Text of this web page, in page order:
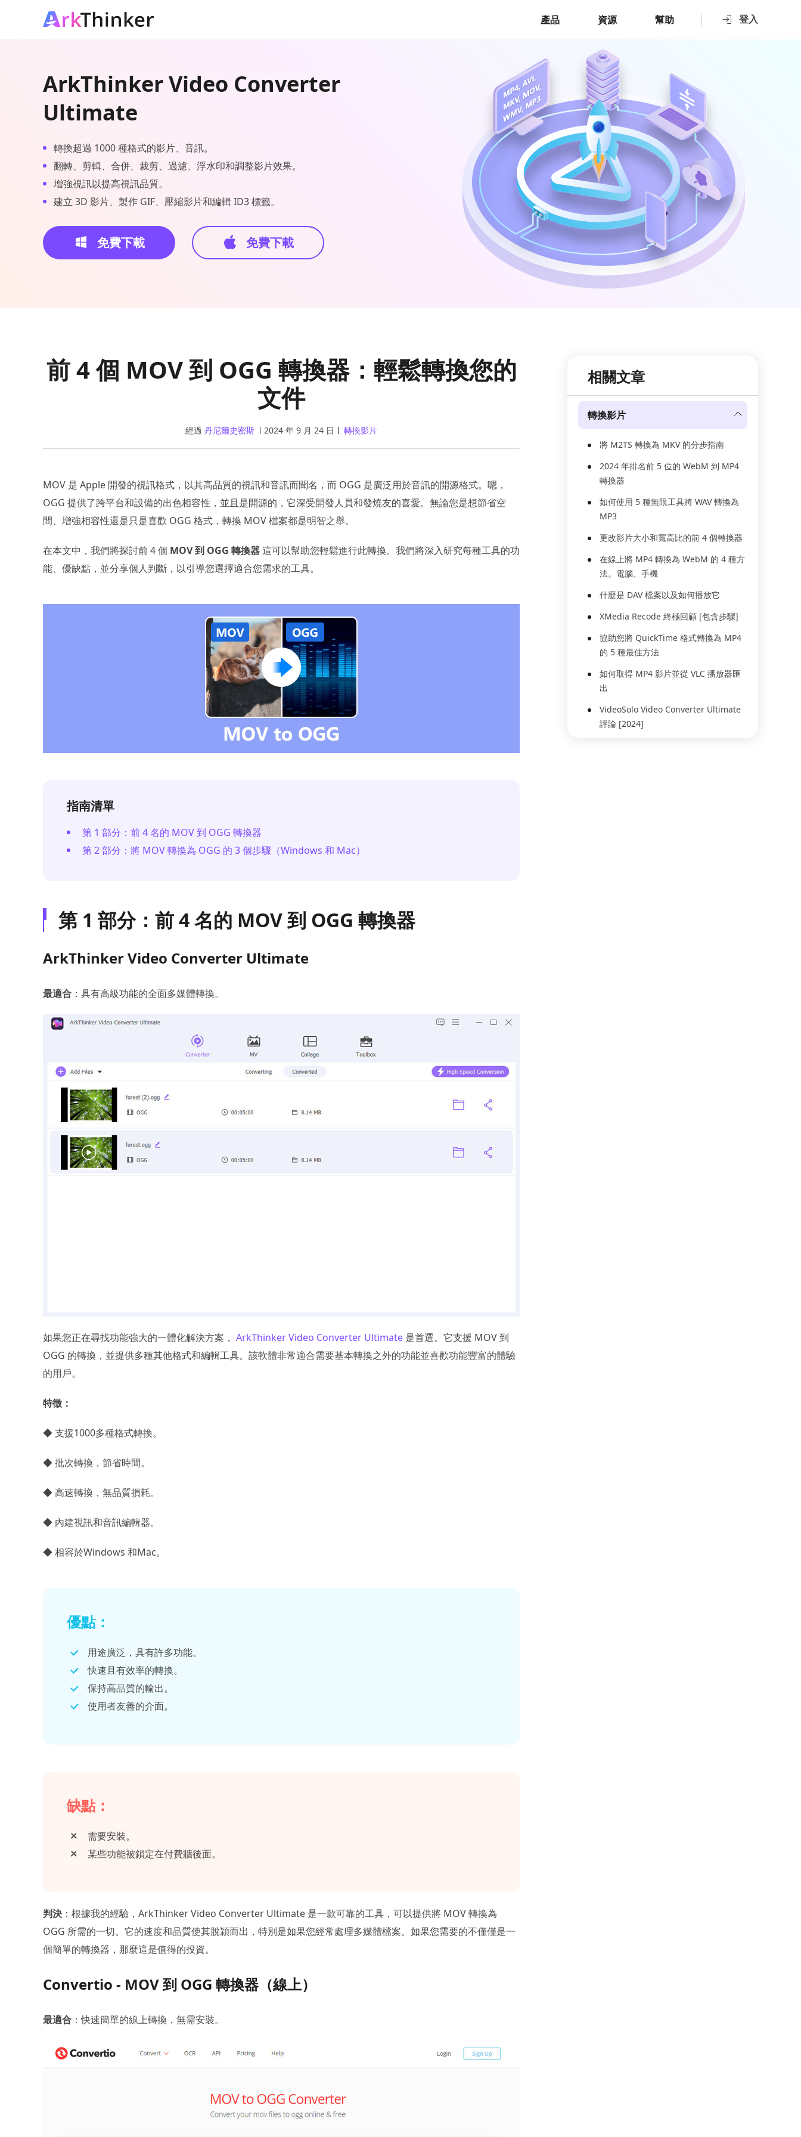
登入
產品 資源 幫助
ArkThinker Video Converter
Ultimate
轉換超過 1000 種格式的影片、音訊。
翻轉、剪輯、合併、裁剪、過濾、浮水印和調整影片效果。
增強視訊以提高視訊品質。
建立 3D 影片、製作 GIF、壓縮影片和編輯 ID3 標籤。
免費下載 免費下載
前 4 個 MOV 到 OGG 轉換器：輕鬆轉換您的
文件
經過 丹尼爾史密斯 2024 年 9 月 24 日 轉換影片
MOV 是 Apple 開發的視訊格式，以其高品質的視訊和音訊而聞名，而 OGG 是廣泛用於音訊的開源格式。嗯，
OGG 提供了跨平台和設備的出色相容性，並且是開源的，它深受開發人員和發燒友的喜愛。無論您是想節省空
間、增強相容性還是只是喜歡 OGG 格式，轉換 MOV 檔案都是明智之舉。
在本文中，我們將探討前 4 個 MOV 到 OGG 轉換器這可以幫助您輕鬆進行此轉換。我們將深入研究每種工具的功
能、優缺點，並分享個人判斷，以引導您選擇適合您需求的工具。
指南清單
第 1 部分：前 4 名的 MOV 到 OGG 轉換器
第 2 部分：將 MOV 轉換為 OGG 的 3 個步驟（Windows 和 Mac）
第 1 部分：前 4 名的 MOV 到 OGG 轉換器
ArkThinker Video Converter Ultimate
最適合 ：具有高級功能的全面多媒體轉換。
如果您正在尋找功能強大的一體化解決方案， ArkThinker Video Converter Ultimate 是首選。它支援 MOV 到
OGG 的轉換，並提供多種其他格式和編輯工具。該軟體非常適合需要基本轉換之外的功能並喜歡功能豐富的體驗
的用戶。
特徵：
◆ 支援1000多種格式轉換。
◆ 批次轉換，節省時間。
◆ 高速轉換，無品質損耗。
◆ 內建視訊和音訊編輯器。
◆ 相容於Windows 和Mac。
優點：
用途廣泛，具有許多功能。
快速且有效率的轉換。
保持高品質的輸出。
使用者友善的介面。
缺點：
需要安裝。
某些功能被鎖定在付費牆後面。
判決 ：根據我的經驗，ArkThinker Video Converter Ultimate 是一款可靠的工具，可以提供將 MOV 轉換為
OGG 所需的一切。它的速度和品質使其脫穎而出，特別是如果您經常處理多媒體檔案。如果您需要的不僅僅是一
個簡單的轉換器，那麼這是值得的投資。
Convertio - MOV 到 OGG 轉換器（線上）
最適合 ：快速簡單的線上轉換，無需安裝。
相關文章
轉換影片
將 M2TS 轉換為 MKV 的分步指南
2024 年排名前 5 位的 WebM 到 MP4
轉換器
如何使用 5 種無限工具將 WAV 轉換為
MP3
更改影片大小和寬高比的前 4 個轉換器
在線上將 MP4 轉換為 WebM 的 4 種方
法。電腦、手機
什麼是 DAV 檔案以及如何播放它
XMedia Recode 終極回顧 [包含步驟]
協助您將 QuickTime 格式轉換為 MP4
的 5 種最佳方法
如何取得 MP4 影片並從 VLC 播放器匯
出
VideoSolo Video Converter Ultimate
評論 [2024]